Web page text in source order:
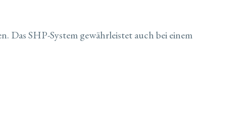
SHP-System gewährleistet auch bei einem